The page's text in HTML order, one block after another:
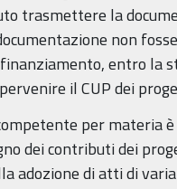
trasmettere la
non
entro la
il CUP dei
per materia
dei contributi dei
adozione di atti di